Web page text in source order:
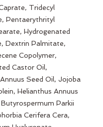
Tridecyl
Pentaerythrityl
Hydrogenated
Dextrin Palmitate,
Copolymer,
Castor Oil,
Seed Oil, Jojoba
Helianthus Annuus
Parkii
Cerifera Cera,